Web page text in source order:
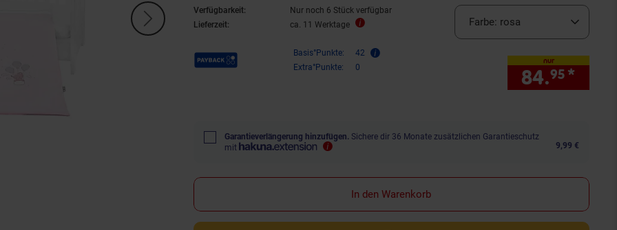
Verfügbarkeit:
Nur noch 6 Stück verfügbar
Lieferzeit:
ca. 11 Werktage
Payback Punkte Basis°Punkte:
42
Extra°Punkte:
0
Farbe: rosa
nur
84.95 *
Garantieverlängerung hinzufügen. Sichere dir 36 Monate zusätzlichen Garantieschutz
mit
9,99 €
In den Warenkorb